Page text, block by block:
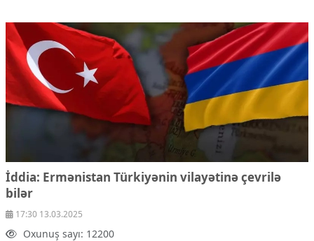
İddia: Ermənistan Türkiyənin vilayətinə çevrilə
bilər
17:30 13.03.2025
Oxunuş sayı: 12200